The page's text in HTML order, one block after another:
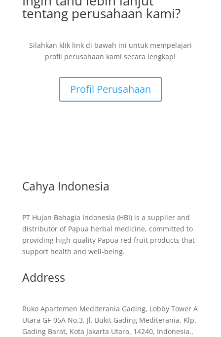
tentang perusahaan kami?
Silahkan klik link di bawah ini untuk mempelajari
profil perusahaan kami secara lengkap!
Profil Perusahaan
Cahya Indonesia
PT Hujan Bahagia Indonesia (HBI) is a supplier and
distributor of Papua herbal medicine, committed to
providing high-quality Papua red fruit products that
support health and well-being.
Address
Ruko Apartemen Mediterania Gading, Lobby Tower A
Utara GF-05A No.3, Jl. Bukit Gading Mediterania, Klp.
Gading Barat, Kota Jakarta Utara, 14240, Indonesia.,